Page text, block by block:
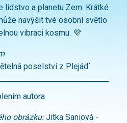
lidstvo a planetu Zem. Krátké
navýšit tvé osobní světlo
vibraci kosmu. 💜
poselství z Plejád`
autora
obrázku:Jitka Saniová -